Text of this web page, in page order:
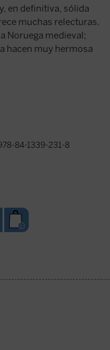
en definitiva, sólida
muchas relecturas.
Noruega medieval;
hacen muy hermosa
84-1339-231-8